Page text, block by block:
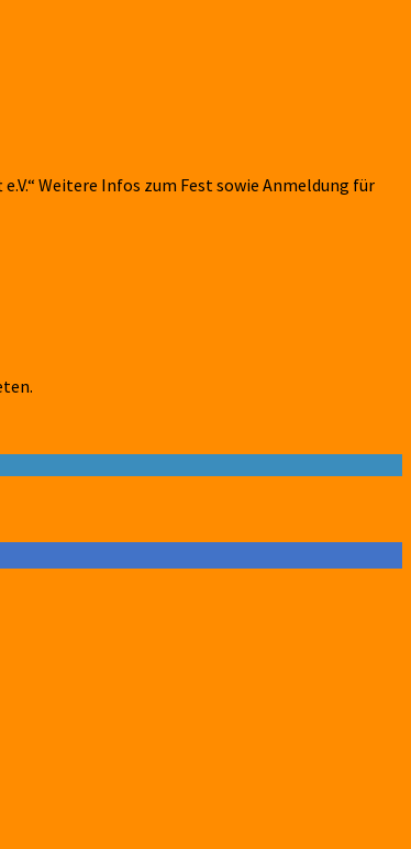
Weitere Infos zum Fest sowie Anmeldung für